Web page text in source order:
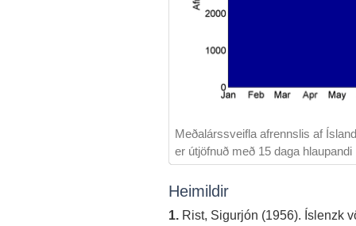
Meðalárssveifla afrennslis af
er útjöfnuð með 15 daga hlaupandi
Heimildir
1. Rist, Sigurjón (1956). Íslenzk